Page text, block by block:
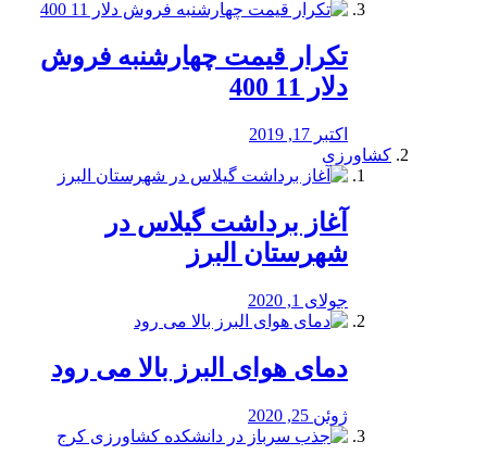
تکرار قیمت چهارشنبه فروش
دلار 11 400
اکتبر 17, 2019
کشاورزی
آغاز برداشت گیلاس در
شهرستان البرز
جولای 1, 2020
دمای هوای البرز بالا می رود
ژوئن 25, 2020